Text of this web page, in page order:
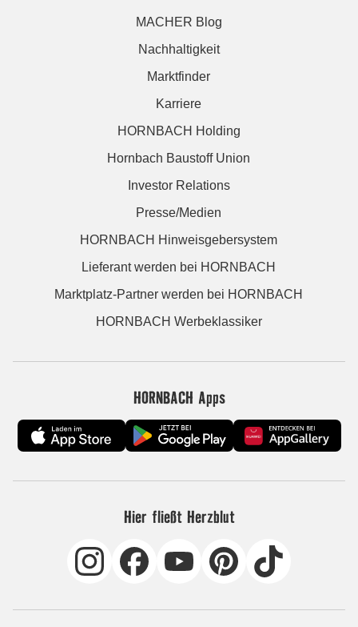
MACHER Blog
Nachhaltigkeit
Marktfinder
Karriere
HORNBACH Holding
Hornbach Baustoff Union
Investor Relations
Presse/Medien
HORNBACH Hinweisgebersystem
Lieferant werden bei HORNBACH
Marktplatz-Partner werden bei HORNBACH
HORNBACH Werbeklassiker
HORNBACH Apps
Hier fließt Herzblut